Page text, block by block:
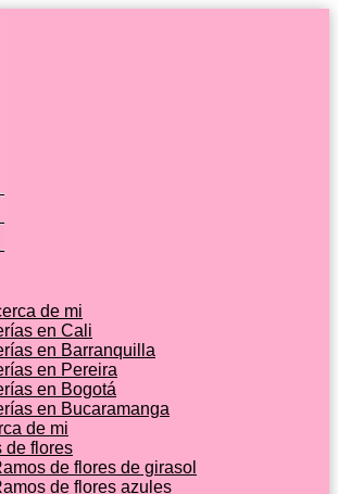
de mi
en Cali
en Barranquilla
en Pereira
en Bogotá
en Bucaramanga
de mi
de flores
de flores de girasol
de flores azules